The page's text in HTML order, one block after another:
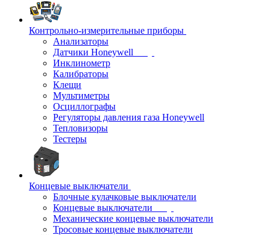
Контрольно-измерительные приборы
Анализаторы
Датчики Honeywell
Инклинометр
Калибраторы
Клещи
Мультиметры
Осциллографы
Регуляторы давления газа Honeywell
Тепловизоры
Тестеры
Концевые выключатели
Блочные кулачковые выключатели
Концевые выключатели
Механические концевые выключатели
Тросовые концевые выключатели